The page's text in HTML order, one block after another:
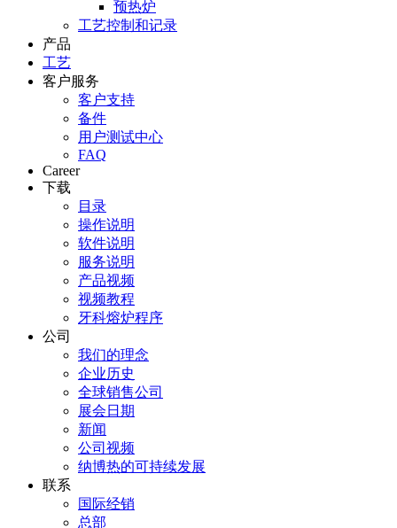
预热炉
工艺控制和记录
产品
工艺
客户服务
客户支持
备件
用户测试中心
FAQ
Career
下载
目录
操作说明
软件说明
服务说明
产品视频
视频教程
牙科熔炉程序
公司
我们的理念
企业历史
全球销售公司
展会日期
新闻
公司视频
纳博热的可持续发展
联系
国际经销
总部